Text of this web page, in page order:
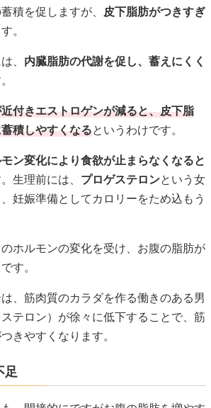
積を促しますが、 皮下脂肪がつきすぎ
。
、 内臓脂肪の代謝を促し、蓄えにくく
付きエストロゲンが減ると、皮下脂
積しやすくなるというわけです。
ン変化により食欲が止まらなくなると
生理前には、 プロゲステロンという女
妊娠準備としてカロリーをため込もう
ホルモンの変化を受け、お腹の脂肪が
す。
、筋肉質のカラダを作る働きのある男
テロン）が徐々に低下することで、筋
きやすくなります。
足